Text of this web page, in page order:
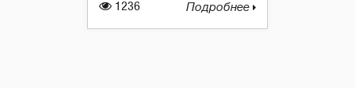
1236 Подробнее